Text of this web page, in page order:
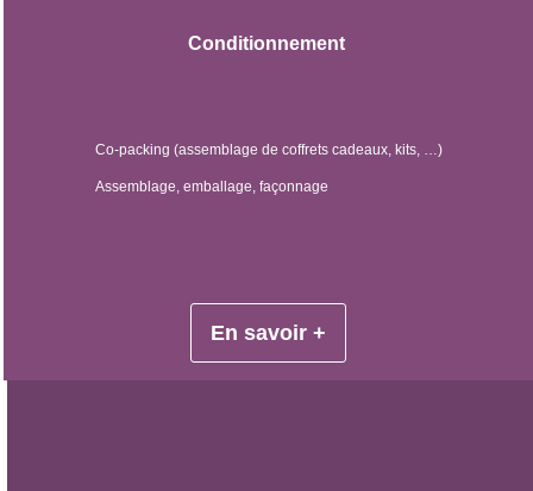
Conditionnement
Co-packing (assemblage de coffrets cadeaux, kits, …)
Assemblage, emballage, façonnage
En savoir +